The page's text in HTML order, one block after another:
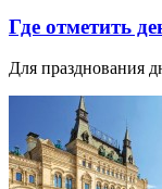
Где отметить
Для празднования